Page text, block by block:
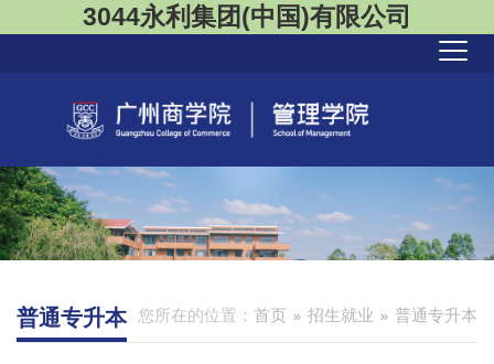
3044永利集团(中国)有限公司
您所在的位置： 首页 招生就业 普通专升本
普通专升本